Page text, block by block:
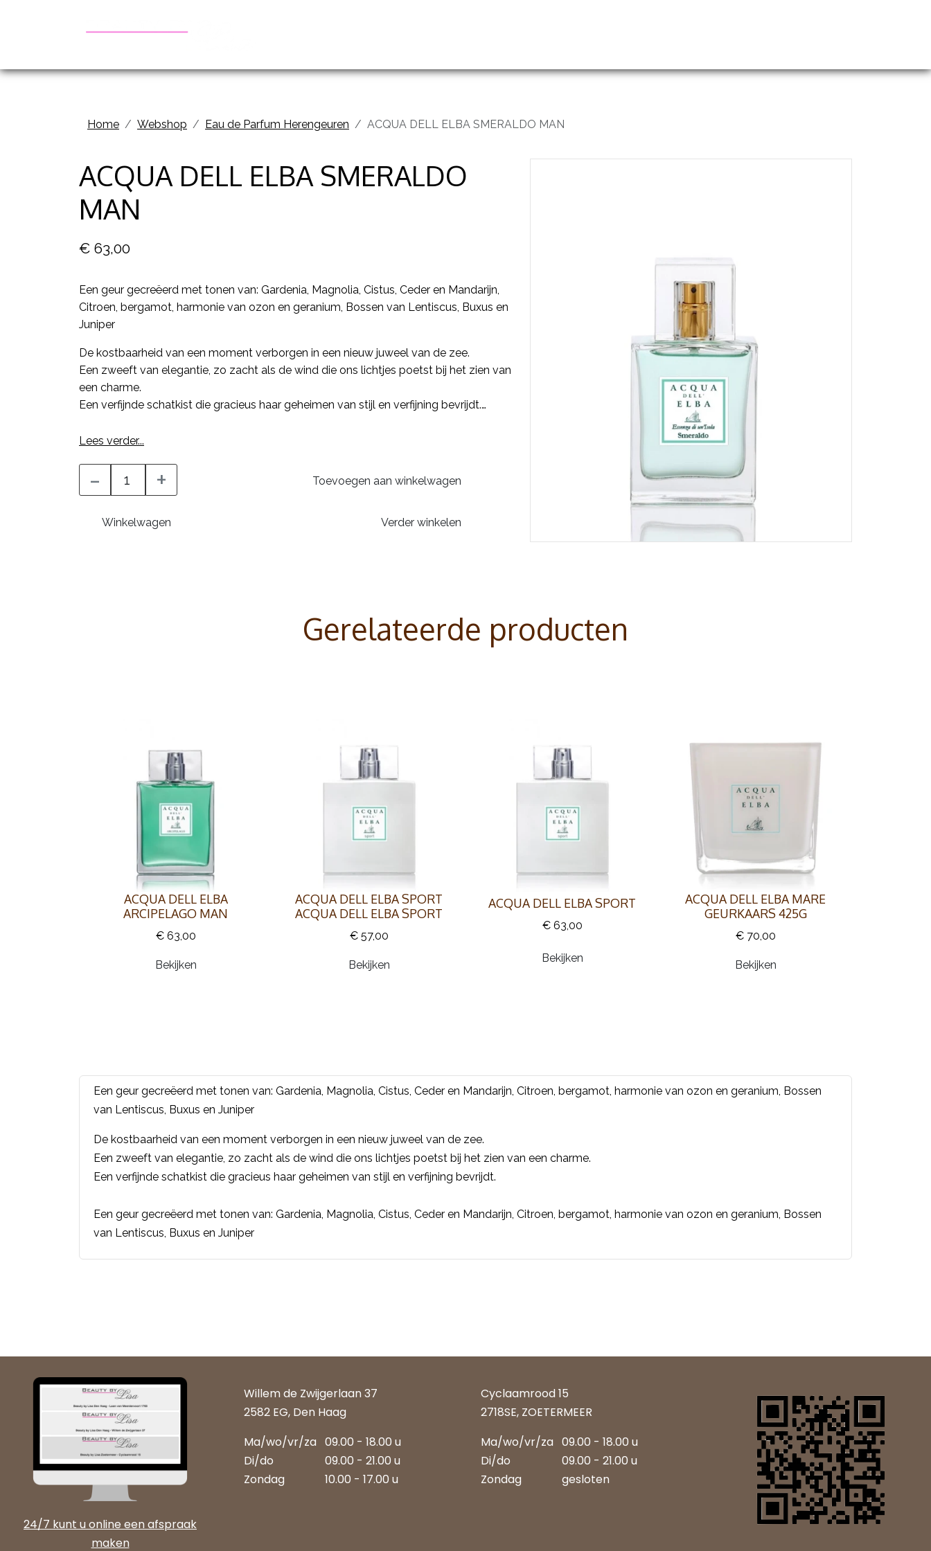
Home Webshop Eau de Parfum Herengeuren ACQUA DELL ELBA SMERALDO MAN
ACQUA DELL ELBA SMERALDO
MAN
€ 63,00
Een geur gecreëerd met tonen van: Gardenia, Magnolia, Cistus, Ceder en Mandarijn,
Citroen, bergamot, harmonie van ozon en geranium, Bossen van Lentiscus, Buxus en
Juniper
De kostbaarheid van een moment verborgen in een nieuw juweel van de zee.
Een zweeft van elegantie, zo zacht als de wind die ons lichtjes poetst bij het zien van
een charme.
Een verfijnde schatkist die gracieus haar geheimen van stijl en verfijning bevrijdt.
Een geur gecreëerd met tonen van: Gardenia, Magnolia, Cistus, Ceder en Mandarijn,
Lees verder...
- + Toevoegen aan winkelwagen
Winkelwagen Verder winkelen
Gerelateerde producten
ACQUA DELL ELBA
ARCIPELAGO MAN
€ 63,00
Bekijken
ACQUA DELL ELBA SPORT
ACQUA DELL ELBA SPORT
€ 57,00
Bekijken
ACQUA DELL ELBA SPORT
€ 63,00
Bekijken
ACQUA DELL ELBA MARE
GEURKAARS 425G
€ 70,00
Bekijken
Een geur gecreëerd met tonen van: Gardenia, Magnolia, Cistus, Ceder en Mandarijn, Citroen, bergamot, harmonie van ozon en geranium, Bossen
van Lentiscus, Buxus en Juniper
De kostbaarheid van een moment verborgen in een nieuw juweel van de zee.
Een zweeft van elegantie, zo zacht als de wind die ons lichtjes poetst bij het zien van een charme.
Een verfijnde schatkist die gracieus haar geheimen van stijl en verfijning bevrijdt.
Een geur gecreëerd met tonen van: Gardenia, Magnolia, Cistus, Ceder en Mandarijn, Citroen, bergamot, harmonie van ozon en geranium, Bossen
van Lentiscus, Buxus en Juniper
24/7 kunt u online een afspraak
maken
Willem de Zwijgerlaan 37
2582 EG, Den Haag
Ma/wo/vr/za 09.00 - 18.00 u
Di/do
09.00 - 21.00 u
Zondag
10.00 - 17.00 u
Cyclaamrood 15
2718SE, ZOETERMEER
Ma/wo/vr/za 09.00 - 18.00 u
Di/do
09.00 - 21.00 u
Zondag
gesloten